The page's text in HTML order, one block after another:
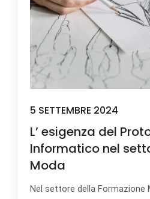
5 SETTEMBRE 2024
L’ esigenza del
Informatico nel
Moda
Nel settore della Formazione